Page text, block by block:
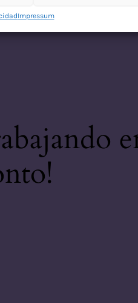
Impressum